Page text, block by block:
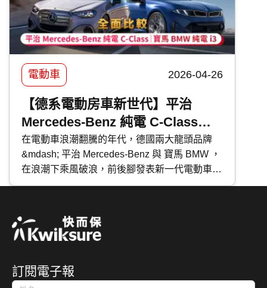
電動車 2026-04-26
【德系電動房車新世代】平治
Mercedes-Benz 純電 C-Class｜
寶馬 BMW 純電 i3｜全面比較
在電動車浪潮翻騰的年代，德國兩大龍頭品牌
&mdash; 平治 Mercedes-Benz 與 寶馬 BMW ，
在浪潮下乘風破浪，前後腳發表新一代電動車，
分別為 純電 C-Class 及 純電 i3 。今次 快而保
性的四門房車，看看兩大品牌如何詮釋未來電動
車的發展。而作為準備入手的你，究竟應該如何
選擇？
訂閱電子報